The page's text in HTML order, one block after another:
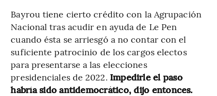
Bayrou tiene cierto crédito con la Agrupación
Nacional tras acudir en ayuda de Le Pen
cuando ésta se arriesgó a no contar con el
suficiente patrocinio de los cargos electos
para presentarse a las elecciones
presidenciales de 2022. Impedirle el paso
habría sido antidemocrático, dijo entonces.